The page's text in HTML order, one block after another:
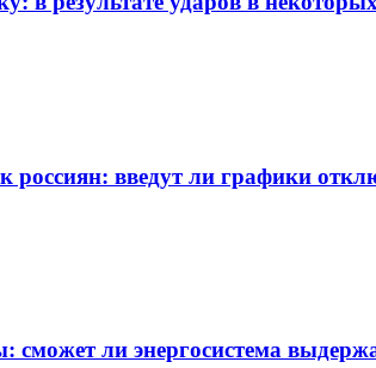
россиян: введут ли графики
ли энергосистема